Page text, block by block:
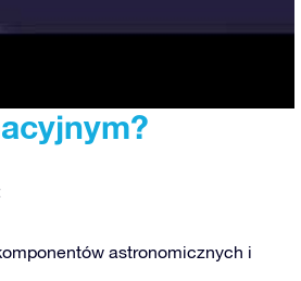
astronomicznych i